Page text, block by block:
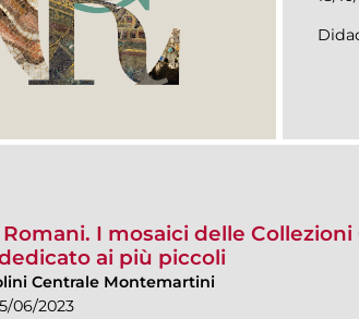
I mosaici delle
ai più piccoli
Centrale Montemartini
06/2023